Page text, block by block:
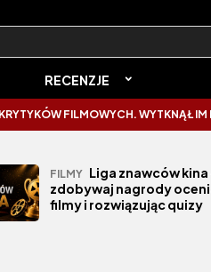
RECENZJE
WYTKNĄŁ IM
FILMY Liga znawców kina
zdobywaj nagrody
filmy i rozwiązując quizy